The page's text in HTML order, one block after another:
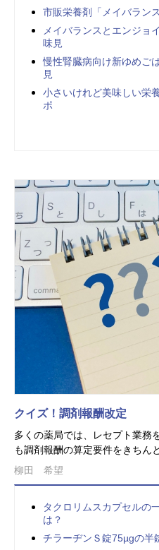
市販栄養剤「メイバラン
メイバランスとエンジョ
味見
慢性腎臓病向け新ゆめご
見
小さいけれど美味しい栄
ポ
クイズ！調剤報酬改定
多くの薬局では、レセプト業務
も調剤報酬の算定要件をきちん
柳田 希望
タクロリムスカプセルの
は？
チラーヂンＳ錠75µgの半